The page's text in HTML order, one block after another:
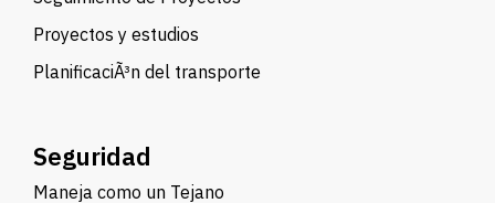
Proyectos y estudios
PlanificaciÃ³n del transporte
Seguridad
Maneja como un Tejano